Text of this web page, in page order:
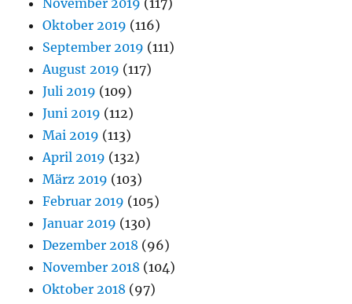
November 2019 (117)
Oktober 2019 (116)
September 2019 (111)
August 2019 (117)
Juli 2019 (109)
Juni 2019 (112)
Mai 2019 (113)
April 2019 (132)
März 2019 (103)
Februar 2019 (105)
Januar 2019 (130)
Dezember 2018 (96)
November 2018 (104)
Oktober 2018 (97)